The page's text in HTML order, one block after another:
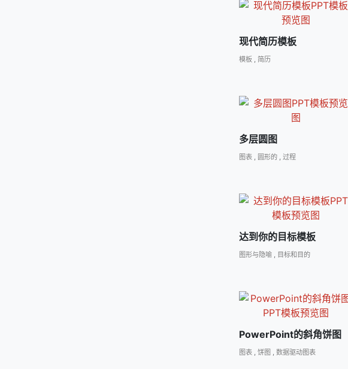
现代简历模板
模板 , 简历
多层圆图
图表 , 圆形的 , 过程
达到你的目标模板
图形与隐喻 , 目标和目的
PowerPoint的斜角饼图
图表 , 饼图 , 数据驱动图表